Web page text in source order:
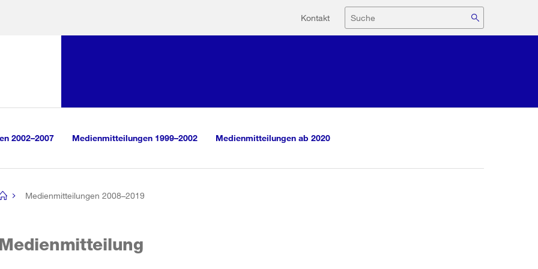
Hilfsnavigation
Kontakt Suche
2002–2007 Medienmitteilungen 1999–2002 Medienmitteilungen ab 2020
Medienmitteilungen 2008–2019